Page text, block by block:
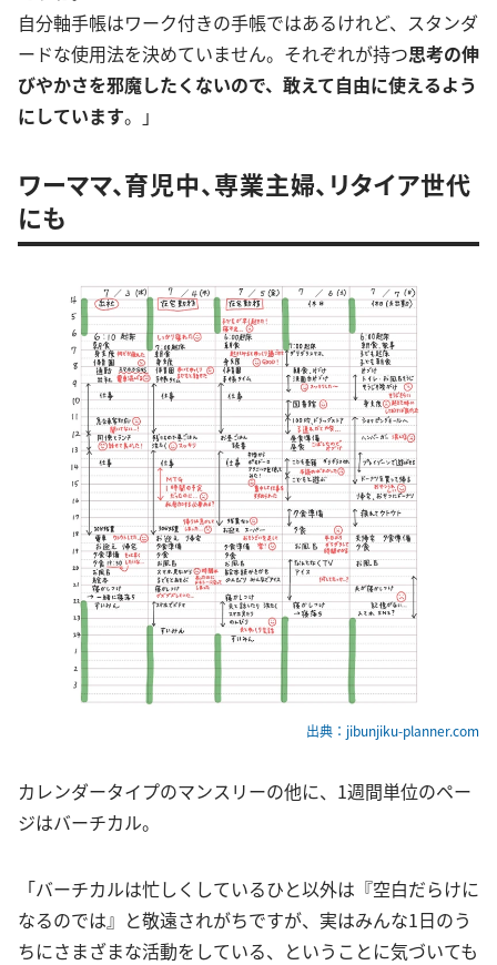
自分軸手帳はワーク付きの手帳ではあるけれど、スタンダ
ードな使用法を決めていません。それぞれが持つ思考の伸
びやかさを邪魔したくないので、敢えて自由に使えるよう
にしています。」
ワーママ、育児中、専業主婦、リタイア世代
にも
出典：jibunjiku-planner.com
カレンダータイプのマンスリーの他に、1週間単位のペー
ジはバーチカル。
「バーチカルは忙しくしているひと以外は『空白だらけに
なるのでは』と敬遠されがちですが、実はみんな1日のう
ちにさまざまな活動をしている、ということに気づいても